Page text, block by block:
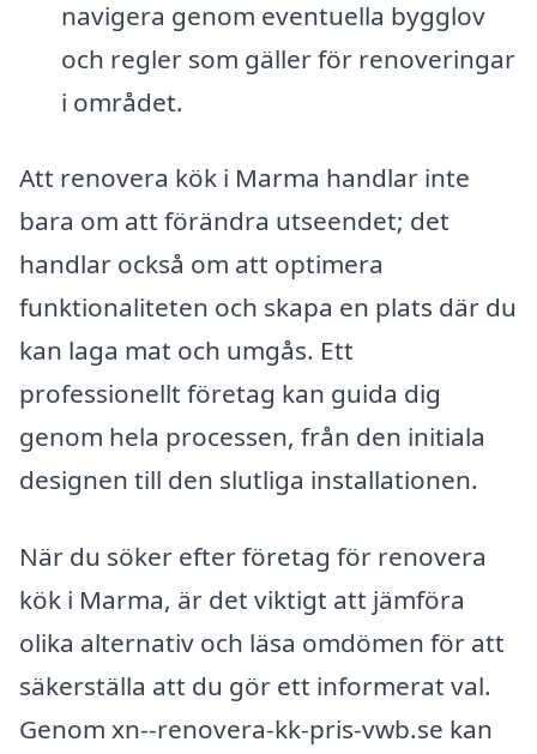
navigera genom eventuella bygglov
och regler som gäller för renoveringar
i området.
Att renovera kök i Marma handlar inte
bara om att förändra utseendet; det
handlar också om att optimera
funktionaliteten och skapa en plats där du
kan laga mat och umgås. Ett
professionellt företag kan guida dig
genom hela processen, från den initiala
designen till den slutliga installationen.
När du söker efter företag för renovera
kök i Marma, är det viktigt att jämföra
olika alternativ och läsa omdömen för att
säkerställa att du gör ett informerat val.
Genom xn--renovera-kk-pris-vwb.se kan